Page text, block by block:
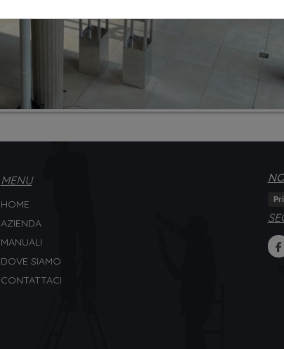
MENU
HOME
AZIENDA
MANUALI
DOVE SIAMO
CONTATTACI